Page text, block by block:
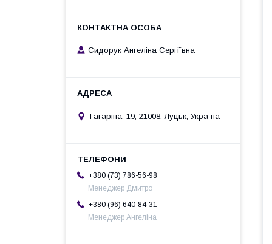
Сидорук Ангеліна Сергіївна
Гагаріна, 19, 21008, Луцьк, Україна
+380 (73) 786-56-98
Менеджер Дмитро
+380 (96) 640-84-31
Менеджер Ангеліна